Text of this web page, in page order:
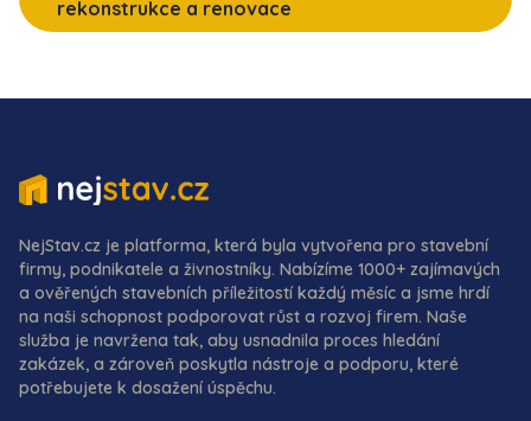
rekonstrukce a renovace
NejStav.cz je platforma, která byla vytvořena pro stavební
firmy, podnikatele a živnostníky. Nabízíme 1000+ zajímavých
a ověřených stavebních příležitostí každý měsíc a jsme hrdí
na naši schopnost podporovat růst a rozvoj firem. Naše
služba je navržena tak, aby usnadnila proces hledání
zakázek, a zároveň poskytla nástroje a podporu, které
potřebujete k dosažení úspěchu.